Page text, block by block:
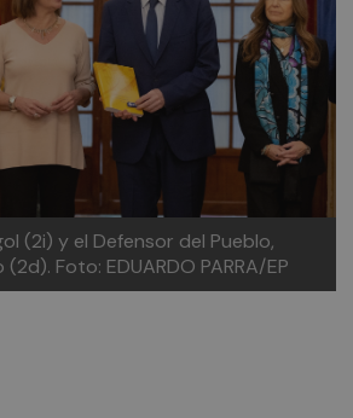
(2i) y el Defensor del Pueblo,
Foto: EDUARDO PARRA/EP